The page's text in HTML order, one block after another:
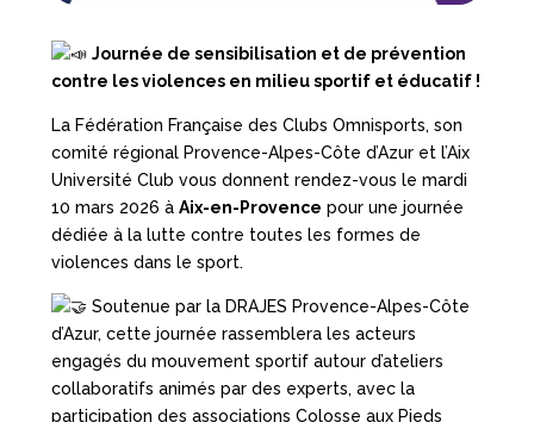
Journée de sensibilisation et de prévention
contre les violences en milieu sportif et éducatif !
La Fédération Française des Clubs Omnisports, son
comité régional Provence-Alpes-Côte d’Azur et l’Aix
Université Club vous donnent rendez-vous le mardi
10 mars 2026 à Aix-en-Provence pour une journée
dédiée à la lutte contre toutes les formes de
violences dans le sport.
Soutenue par la DRAJES Provence-Alpes-Côte
d’Azur, cette journée rassemblera les acteurs
engagés du mouvement sportif autour d’ateliers
collaboratifs animés par des experts, avec la
participation des associations Colosse aux Pieds